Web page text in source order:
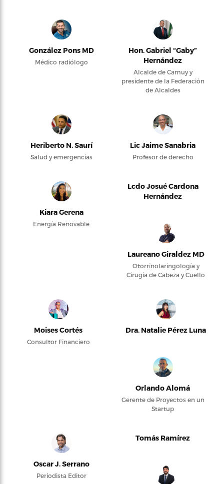
González Pons MD
Médico radiólogo
Hon. Gabriel “Gaby”
Hernández
Alcalde de Camuy y
presidente de la Federación
de Alcaldes
Heriberto N. Saurí
Salud y emergencias
Lic Jaime Sanabria
Profesor de derecho
Kiara Gerena
Energía Renovable
Lcdo Josué Cardona
Hernández
Laureano Giraldez MD
Otorrinolaringología y
Cirugía de Cabeza y Cuello
Moises Cortés
Consultor Financiero
Dra. Natalie Pérez Luna
Orlando Alomá
Gerente de Proyectos en un
Startup
Oscar J. Serrano
Periodista Editor
Tomás Ramírez